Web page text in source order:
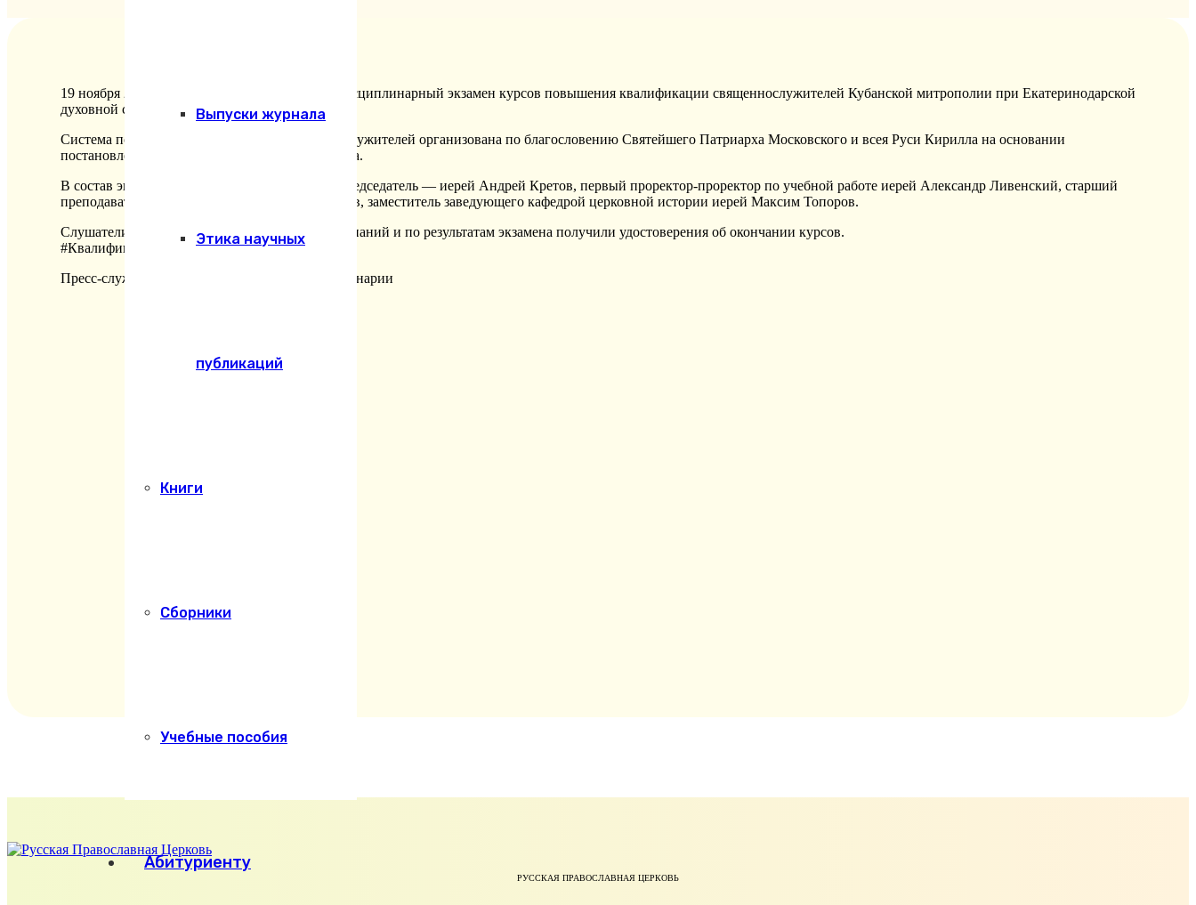
Выпуски журнала
Этика научных
публикаций
Книги
Сборники
Учебные пособия
Абитуриенту
19 ноября 2025 года состоялся итоговый междисциплинарный экзамен курсов повышения квалификации священнослужителей Кубанской митрополии при Екатеринодарской
духовной семинарии.
Система повышения квалификации священнослужителей организована по благословению Святейшего Патриарха Московского и всея Руси Кирилла на основании
постановления Архиерейского Собора 2013 года.
В состав экзаменационной комиссии вошли: председатель — иерей Андрей Кретов, первый проректор-проректор по учебной работе иерей Александр Ливенский, старший
преподаватель – протоиерей Андрей Мищеряков, заместитель заведующего кафедрой церковной истории иерей Максим Топоров.
Слушатели курсов показали высокий уровень знаний и по результатам экзамена получили удостоверения об окончании курсов.
#Квалификация
Пресс-служба Екатеринодарской духовной семинарии
РУССКАЯ ПРАВОСЛАВНАЯ ЦЕРКОВЬ